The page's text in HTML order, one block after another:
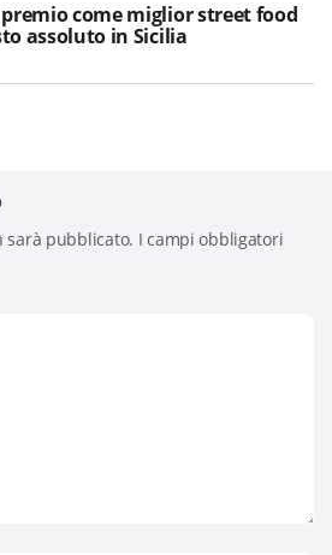
come miglior street food
assoluto in Sicilia
sarà pubblicato. I campi obbligatori